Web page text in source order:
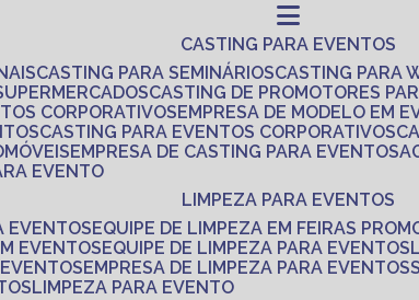
CASTING PARA EVENTOS
CASTING PARA SEMINÁRIOS
CASTING PARA
CASTING DE PROMOTORES
CORPORATIVOS
EMPRESA DE MODELO EM
CASTING PARA EVENTOS CORPORATIVOS
EMPRESA DE CASTING PARA EVENTOS
EVENTO
LIMPEZA PARA EVENTOS
EVENTOS
EQUIPE DE LIMPEZA EM FEIRAS
EVENTOS EQUIPE DE LIMPEZA PARA EVENTOS
EMPRESA DE LIMPEZA PARA EVENTOS
LIMPEZA PARA EVENTO